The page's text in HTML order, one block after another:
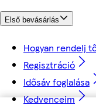
Első bevásárlás
Hogyan rendelj
Regisztráció
Idősáv foglalása
Kedvenceim